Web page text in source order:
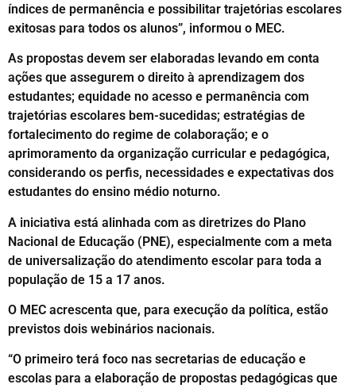
índices de permanência e possibilitar trajetórias escolares
exitosas para todos os alunos”, informou o MEC.
As propostas devem ser elaboradas levando em conta
ações que assegurem o direito à aprendizagem dos
estudantes; equidade no acesso e permanência com
trajetórias escolares bem-sucedidas; estratégias de
fortalecimento do regime de colaboração; e o
aprimoramento da organização curricular e pedagógica,
considerando os perfis, necessidades e expectativas dos
estudantes do ensino médio noturno.
A iniciativa está alinhada com as diretrizes do Plano
Nacional de Educação (PNE), especialmente com a meta
de universalização do atendimento escolar para toda a
população de 15 a 17 anos.
O MEC acrescenta que, para execução da política, estão
previstos dois webinários nacionais.
“O primeiro terá foco nas secretarias de educação e
escolas para a elaboração de propostas pedagógicas que